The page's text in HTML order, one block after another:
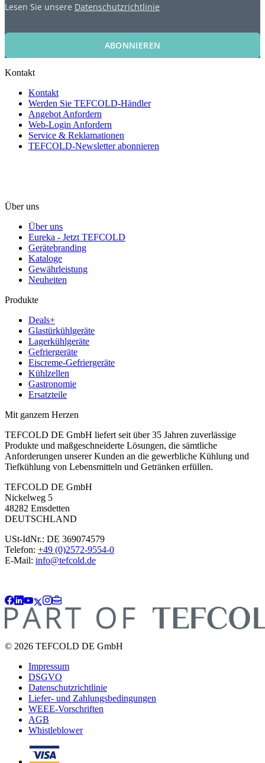
Lesen Sie unsere Datenschutzrichtlinie
ABONNIEREN
Kontakt
Kontakt
Werden Sie TEFCOLD-Händler
Angebot Anfordern
Web-Login Anfordern
Service & Reklamationen
TEFCOLD-Newsletter abonnieren
Über uns
Über uns
Eureka - Jetzt TEFCOLD
Gerätebranding
Kataloge
Gewährleistung
Neuheiten
Produkte
Deals+
Glastürkühlgeräte
Lagerkühlgeräte
Gefriergeräte
Eiscreme-Gefriergeräte
Kühlzellen
Gastronomie
Ersatzteile
Mit ganzem Herzen
TEFCOLD DE GmbH liefert seit über 35 Jahren zuverlässige
Produkte und maßgeschneiderte Lösungen, die sämtliche
Anforderungen unserer Kunden an die gewerbliche Kühlung und
Tiefkühlung von Lebensmitteln und Getränken erfüllen.
TEFCOLD DE GmbH
Nickelweg 5
48282 Emsdetten
DEUTSCHLAND
USt-IdNr.: DE 369074579
Telefon: +49 (0)2572-9554-0
E-Mail: info@tefcold.de
© 2026 TEFCOLD DE GmbH
Impressum
DSGVO
Datenschutzrichtlinie
Liefer- und Zahlungsbedingungen
WEEE-Vorschriften
AGB
Whistleblower